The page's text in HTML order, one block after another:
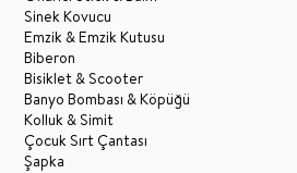
Sinek Kovucu
Emzik & Emzik Kutusu
Biberon
Bisiklet & Scooter
Banyo Bombası & Köpüğü
Kolluk & Simit
Çocuk Sırt Çantası
Şapka